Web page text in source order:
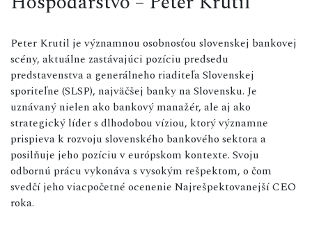
Peter Krutil je významnou osobnosťou slovenskej bankovej
scény, aktuálne zastávajúci pozíciu predsedu
predstavenstva a generálneho riaditeľa Slovenskej
sporiteľne (SLSP), najväčšej banky na Slovensku. Je
uznávaný nielen ako bankový manažér, ale aj ako
strategický líder s dlhodobou víziou, ktorý významne
prispieva k rozvoju slovenského bankového sektora a
posilňuje jeho pozíciu v európskom kontexte. Svoju
odbornú prácu vykonáva s vysokým rešpektom, o čom
svedčí jeho viacpočetné ocenenie Najrešpektovanejší CEO
roka.